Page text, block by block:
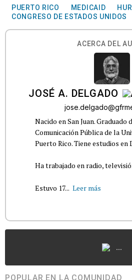
PUERTO RICO MEDICAID
CONGRESO DE ESTADOS UNIDOS
ACERCA DEL
JOSÉ A. DELGADO
Nacido en San Juan. Graduado
Comunicación Pública de la
Puerto Rico. Tiene estudios en
Ha trabajado en radio,
Estuvo 17... Leer más
...
POPULAR EN LA COMUNIDAD